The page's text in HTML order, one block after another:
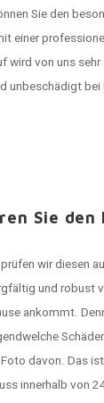
Sie den
einer
wird von uns
unbeschädigt
Sie
wir diesen
und robust
ankommt.
davon. Das
innerhalb von